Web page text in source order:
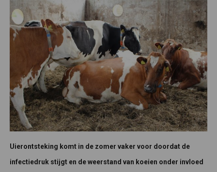
Uierontsteking komt in de zomer vaker voor doordat de
infectiedruk stijgt en de weerstand van koeien onder invloed